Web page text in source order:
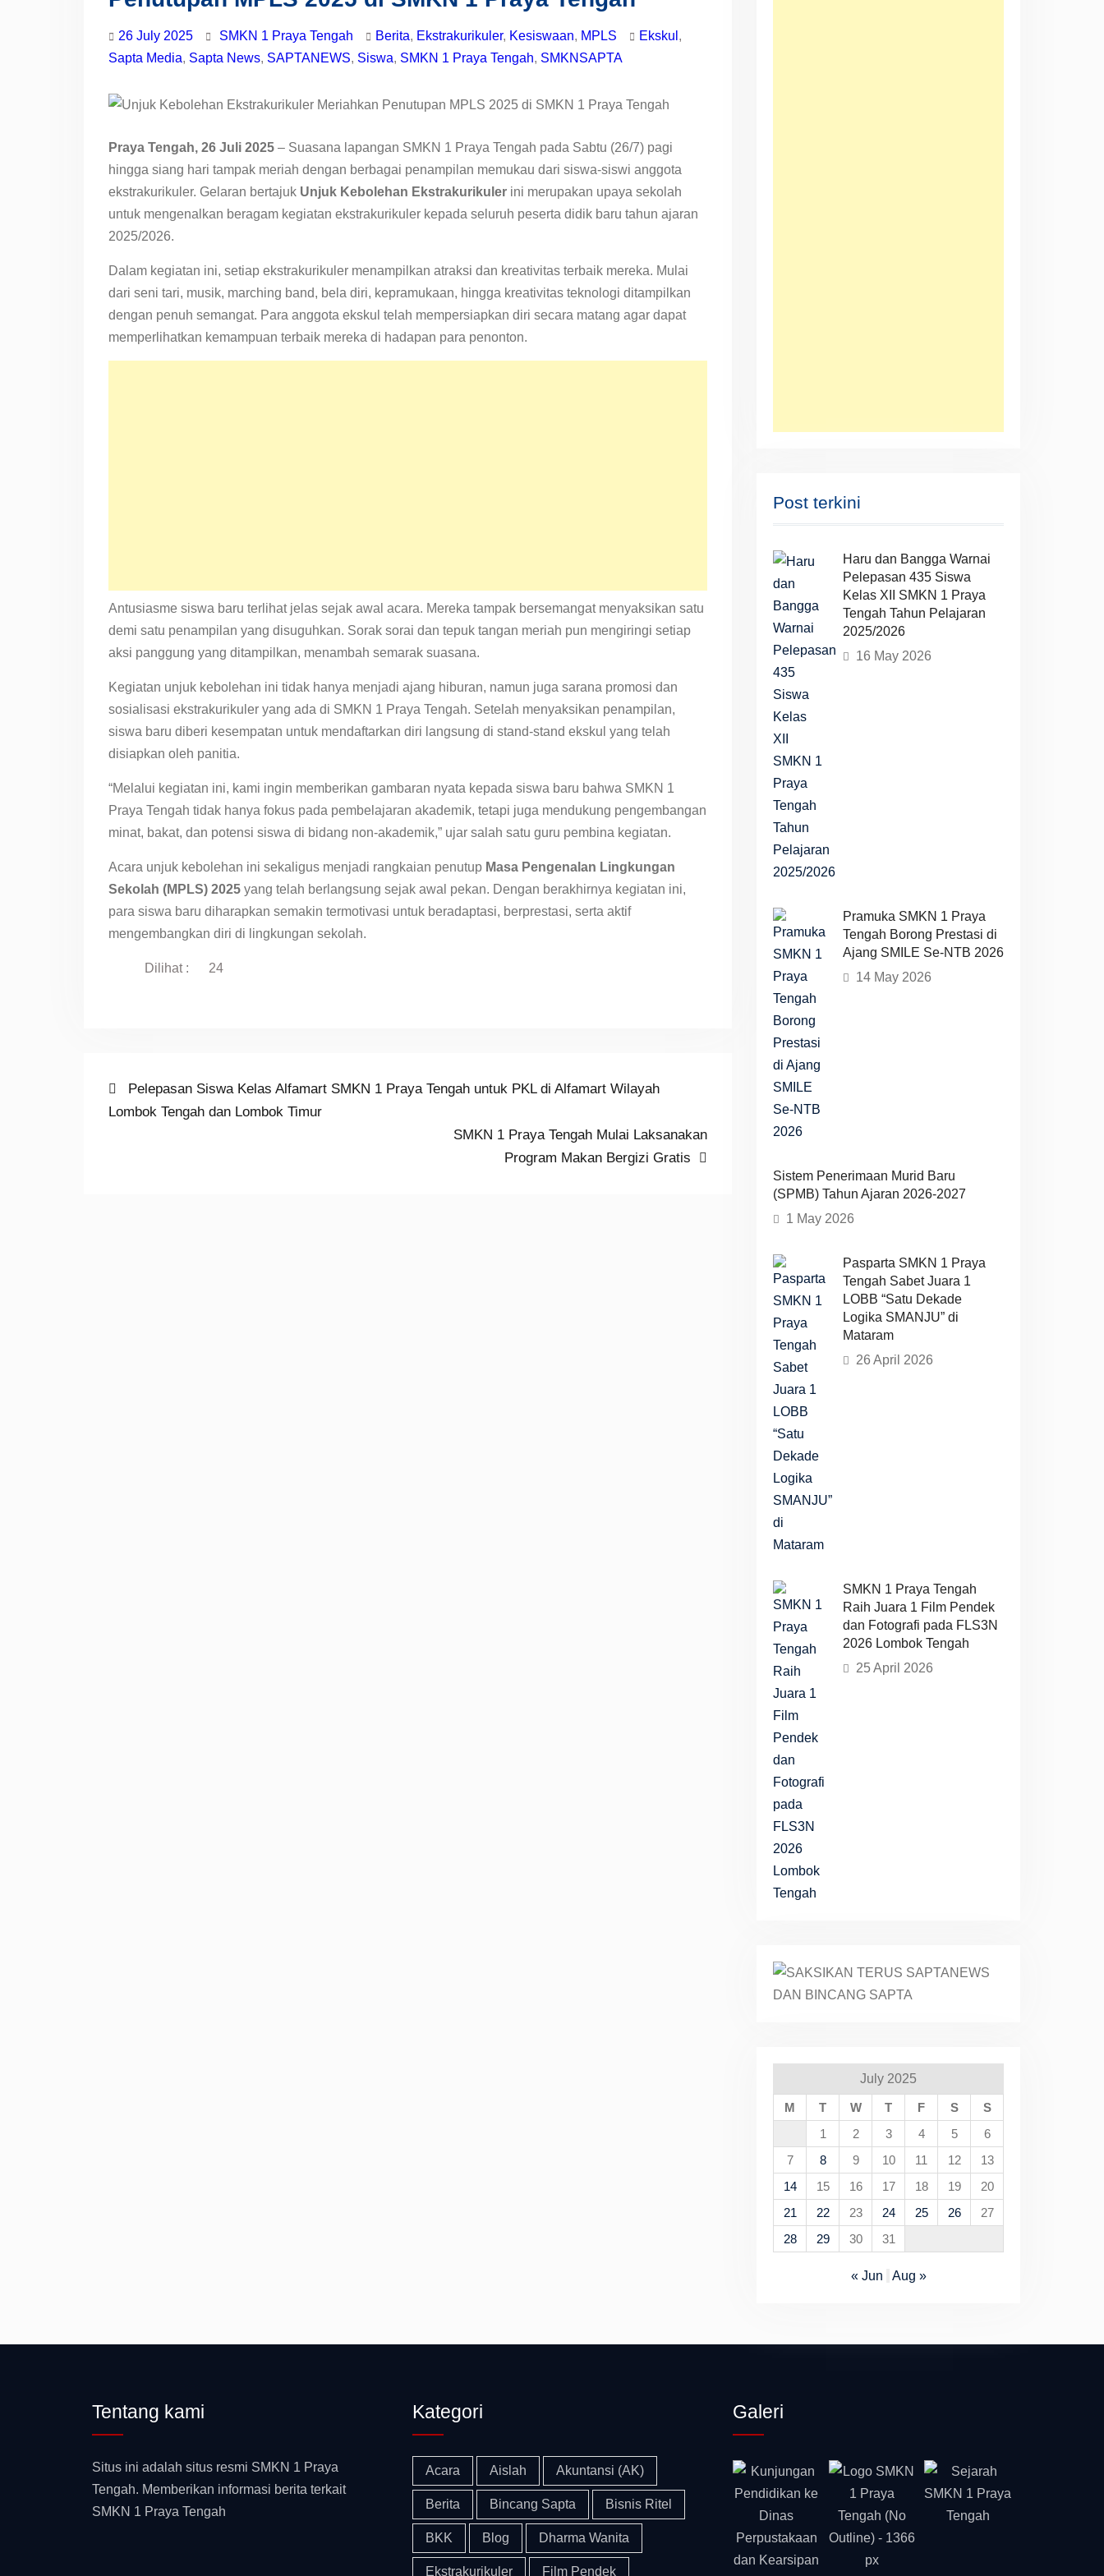
Tengah Digelar 6–11 April
2026, Diikuti Sekitar 454
26 July 2025 SMKN 1 Praya Tengah Berita, Ekstrakurikuler, Kesiswaan, MPLS Ekskul ,
Sapta Media, Sapta News, SAPTANEWS, Siswa, SMKN 1 Praya Tengah, SMKNSAPTA
Praya Tengah, 26 Juli 2025 – Suasana lapangan SMKN 1 Praya Tengah pada Sabtu (26/7) pagi
hingga siang hari tampak meriah dengan berbagai penampilan memukau dari siswa-siswi anggota
ekstrakurikuler. Gelaran bertajuk Unjuk Kebolehan Ekstrakurikuler ini merupakan upaya sekolah
untuk mengenalkan beragam kegiatan ekstrakurikuler kepada seluruh peserta didik baru tahun ajaran
2025/2026.
Dalam kegiatan ini, setiap ekstrakurikuler menampilkan atraksi dan kreativitas terbaik mereka. Mulai
dari seni tari, musik, marching band, bela diri, kepramukaan, hingga kreativitas teknologi ditampilkan
dengan penuh semangat. Para anggota ekskul telah mempersiapkan diri secara matang agar dapat
memperlihatkan kemampuan terbaik mereka di hadapan para penonton.
Antusiasme siswa baru terlihat jelas sejak awal acara. Mereka tampak bersemangat menyaksikan satu
demi satu penampilan yang disuguhkan. Sorak sorai dan tepuk tangan meriah pun mengiringi setiap
aksi panggung yang ditampilkan, menambah semarak suasana.
Kegiatan unjuk kebolehan ini tidak hanya menjadi ajang hiburan, namun juga sarana promosi dan
sosialisasi ekstrakurikuler yang ada di SMKN 1 Praya Tengah. Setelah menyaksikan penampilan,
siswa baru diberi kesempatan untuk mendaftarkan diri langsung di stand-stand ekskul yang telah
disiapkan oleh panitia.
“Melalui kegiatan ini, kami ingin memberikan gambaran nyata kepada siswa baru bahwa SMKN 1
Praya Tengah tidak hanya fokus pada pembelajaran akademik, tetapi juga mendukung pengembangan
minat, bakat, dan potensi siswa di bidang non-akademik,” ujar salah satu guru pembina kegiatan.
Acara unjuk kebolehan ini sekaligus menjadi rangkaian penutup Masa Pengenalan Lingkungan
Sekolah (MPLS) 2025 yang telah berlangsung sejak awal pekan. Dengan berakhirnya kegiatan ini,
para siswa baru diharapkan semakin termotivasi untuk beradaptasi, berprestasi, serta aktif
mengembangkan diri di lingkungan sekolah.
Dilihat : 24
Post
navigation
Previous
post:
Pelepasan Siswa Kelas Alfamart SMKN 1 Praya Tengah untuk PKL di Alfamart Wilayah
Lombok Tengah dan Lombok Timur
Next
SMKN 1 Praya Tengah Mulai Laksanakan
Program Makan Bergizi Gratis
Post terkini
Haru dan Bangga Warnai
Pelepasan 435 Siswa
Kelas XII SMKN 1 Praya
Tengah Tahun Pelajaran
2025/2026
16 May 2026
Pramuka SMKN 1 Praya
Tengah Borong Prestasi di
Ajang SMILE Se-NTB 2026
14 May 2026
Sistem Penerimaan Murid Baru
(SPMB) Tahun Ajaran 2026-2027
1 May 2026
Pasparta SMKN 1 Praya
Tengah Sabet Juara 1
LOBB “Satu Dekade
Logika SMANJU” di
Mataram
26 April 2026
SMKN 1 Praya Tengah
Raih Juara 1 Film Pendek
dan Fotografi pada FLS3N
2026 Lombok Tengah
25 April 2026
July 2025
M T W T F S
S
1
2 3 4 5
6
7
8 9 10 11 12
13
14
15 16 17 18 19
20
21
22 23 24 25 26
27
28
29 30 31
« Jun Aug »
Tentang kami
Situs ini adalah situs resmi SMKN 1 Praya
Tengah. Memberikan informasi berita terkait
SMKN 1 Praya Tengah
Kategori
Acara Aislah Akuntansi (AK)
Berita Bincang Sapta Bisnis Ritel
BKK Blog Dharma Wanita
Ekstrakurikuler Film Pendek
Galeri